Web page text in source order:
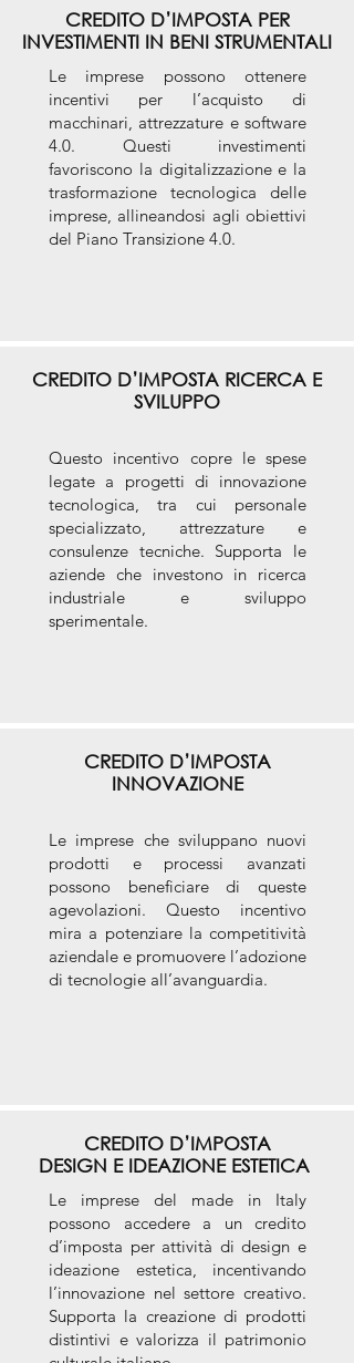
CREDITO D’IMPOSTA PER
INVESTIMENTI IN BENI STRUMENTALI
Le imprese possono ottenere
incentivi per l’acquisto di
macchinari, attrezzature e software
4.0. Questi investimenti
favoriscono la digitalizzazione e la
trasformazione tecnologica delle
imprese, allineandosi agli obiettivi
del Piano Transizione 4.0.
CREDITO D’IMPOSTA RICERCA E
SVILUPPO
Questo incentivo copre le spese
legate a progetti di innovazione
tecnologica, tra cui personale
specializzato, attrezzature e
consulenze tecniche. Supporta le
aziende che investono in ricerca
industriale e sviluppo
sperimentale.
CREDITO D’IMPOSTA
INNOVAZIONE
Le imprese che sviluppano nuovi
prodotti e processi avanzati
possono beneficiare di queste
agevolazioni. Questo incentivo
mira a potenziare la competitività
aziendale e promuovere l’adozione
di tecnologie all’avanguardia.
CREDITO D’IMPOSTA
DESIGN E IDEAZIONE ESTETICA
Le imprese del made in Italy
possono accedere a un credito
d’imposta per attività di design e
ideazione estetica, incentivando
l’innovazione nel settore creativo.
Supporta la creazione di prodotti
distintivi e valorizza il patrimonio